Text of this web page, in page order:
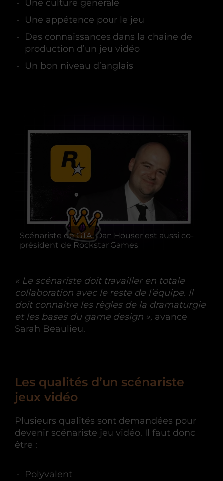
Une culture générale
Une appétence pour le jeu
Des connaissances dans la chaîne de
production d’un jeu vidéo
Un bon niveau d’anglais
Scénariste de GTA, Dan Houser est aussi co-
président de Rockstar Games
« Le scénariste doit travailler en totale
collaboration avec le reste de l’équipe. Il
doit connaître les règles de la dramaturgie
et les bases du game design », avance
Sarah Beaulieu.
Les qualités d’un scénariste
jeux vidéo
Plusieurs qualités sont demandées pour
devenir scénariste jeu vidéo. Il faut donc
être :
Polyvalent